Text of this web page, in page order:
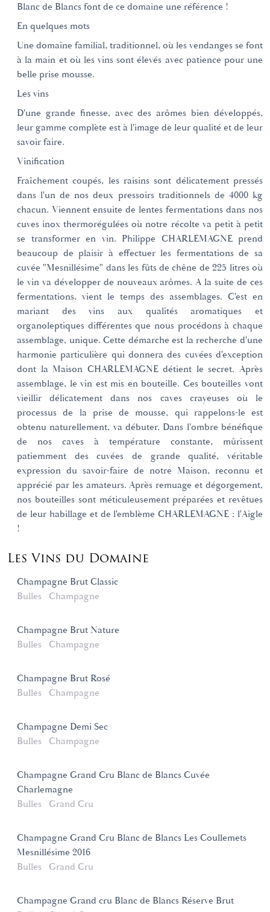
Blanc de Blancs font de ce domaine une référence !
En quelques mots
Une domaine familial, traditionnel, où les vendanges se font
à la main et où les vins sont élevés avec patience pour une
belle prise mousse.
Les vins
D'une grande finesse, avec des arômes bien développés,
leur gamme complète est à l'image de leur qualité et de leur
savoir faire.
Vinification
Fraîchement coupés, les raisins sont délicatement pressés
dans l'un de nos deux pressoirs traditionnels de 4000 kg
chacun. Viennent ensuite de lentes fermentations dans nos
cuves inox thermorégulées où notre récolte va petit à petit
se transformer en vin. Philippe CHARLEMAGNE prend
beaucoup de plaisir à effectuer les fermentations de sa
cuvée "Mesnillésime" dans les fûts de chêne de 225 litres où
le vin va développer de nouveaux arômes. A la suite de ces
fermentations, vient le temps des assemblages. C'est en
mariant des vins aux qualités aromatiques et
organoleptiques différentes que nous procédons à chaque
assemblage, unique. Cette démarche est la recherche d'une
harmonie particulière qui donnera des cuvées d'exception
dont la Maison CHARLEMAGNE détient le secret. Après
assemblage, le vin est mis en bouteille. Ces bouteilles vont
vieillir délicatement dans nos caves crayeuses où le
processus de la prise de mousse, qui rappelons-le est
obtenu naturellement, va débuter. Dans l'ombre bénéfique
de nos caves à température constante, mûrissent
patiemment des cuvées de grande qualité, véritable
expression du savoir-faire de notre Maison, reconnu et
apprécié par les amateurs. Après remuage et dégorgement,
nos bouteilles sont méticuleusement préparées et revêtues
de leur habillage et de l'emblème CHARLEMAGNE : l'Aigle
!
Les Vins du Domaine
Champagne Brut Classic
Bulles
Champagne
Champagne Brut Nature
Bulles
Champagne
Champagne Brut Rosé
Bulles
Champagne
Champagne Demi Sec
Bulles
Champagne
Champagne Grand Cru Blanc de Blancs Cuvée
Charlemagne
Bulles
Grand Cru
Champagne Grand Cru Blanc de Blancs Les Coullemets
Mesnillésime 2016
Bulles
Grand Cru
Champagne Grand cru Blanc de Blancs Réserve Brut